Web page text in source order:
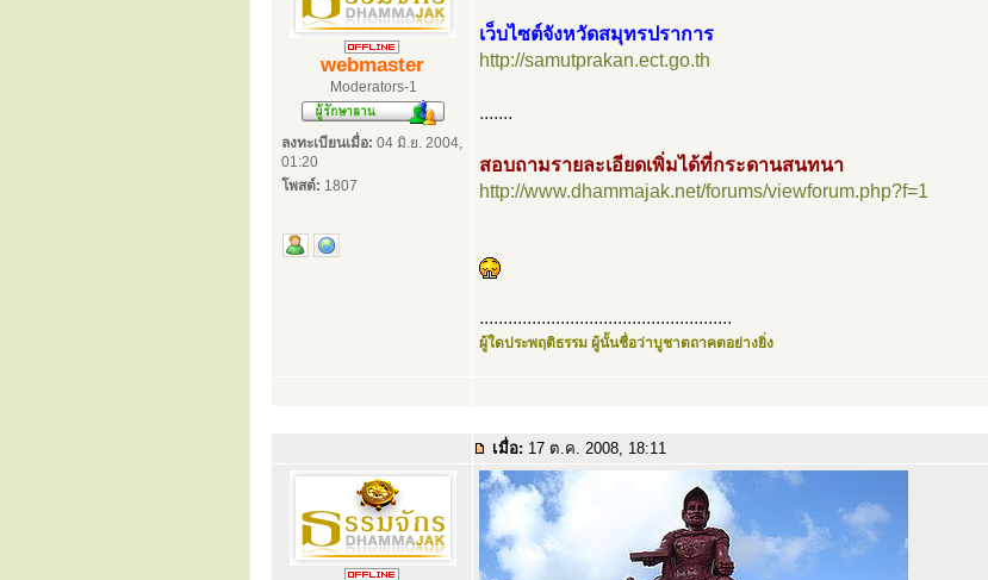
webmaster
Moderators-1
ลงทะเบียนเมื่อ: 04 มิ.ย. 2004,
01:20
โพสต์: 1807
เว็บไซต์จังหวัดสมุทรปราการ
http://samutprakan.ect.go.th
.......
สอบถามรายละเอียดเพิ่มได้ที่กระดานสนทนา
http://www.dhammajak.net/forums/viewforum.php?f=1
.....................................................
ผู้ใดประพฤติธรรม ผู้นั้นชื่อว่าบูชาตถาคตอย่างยิ่ง
เมื่อ: 17 ต.ค. 2008, 18:11